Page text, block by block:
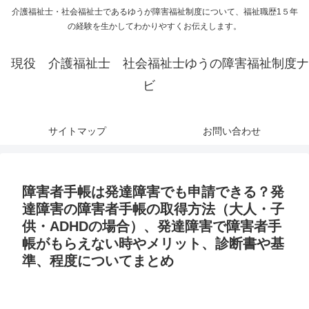
介護福祉士・社会福祉士であるゆうが障害福祉制度について、福祉職歴1５年
の経験を生かしてわかりやすくお伝えします。
現役 介護福祉士 社会福祉士ゆうの障害福祉制度ナ
ビ
サイトマップ お問い合わせ
障害者手帳は発達障害でも申請できる？発
達障害の障害者手帳の取得方法（大人・子
供・ADHDの場合）、発達障害で障害者手
帳がもらえない時やメリット、診断書や基
準、程度についてまとめ